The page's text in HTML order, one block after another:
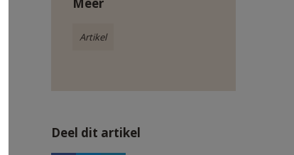
Artikel
Deel dit artikel